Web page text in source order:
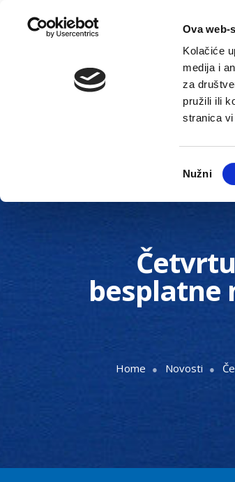
Ova web-
Kolačiće
medija i
za
pružili ili
stranica
pristanka
Nužni
besplatne
Home Novosti